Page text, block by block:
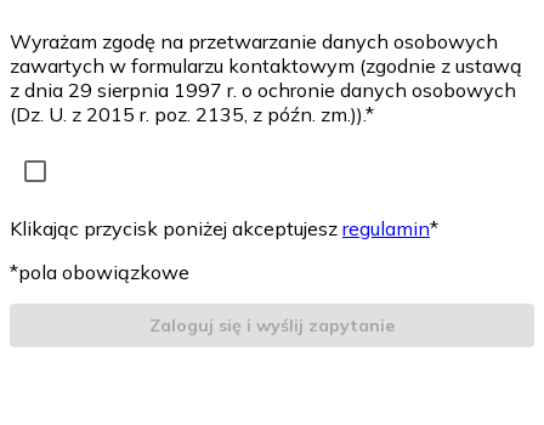
Wyrażam zgodę na przetwarzanie danych osobowych
zawartych w formularzu kontaktowym (zgodnie z ustawą
z dnia 29 sierpnia 1997 r. o ochronie danych osobowych
(Dz. U. z 2015 r. poz. 2135, z późn. zm.)).*
Klikając przycisk poniżej akceptujesz regulamin*
*pola obowiązkowe
Zaloguj się i wyślij zapytanie